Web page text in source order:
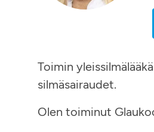
Toimin
silmäsairaudet.
Olen toiminut